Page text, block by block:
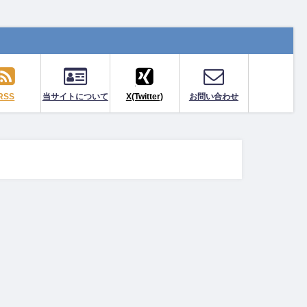
当サイトについて X(Twitter) お問い合わせ